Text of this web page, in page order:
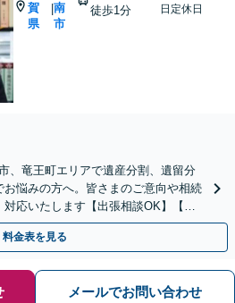
賀
県
|南
市
徒歩1分
日定休日
、竜王町エリアで遺産分割、遺留分
悩みの方へ。皆さまのご意向や相続
応いたします【出張相談OK】【甲
料金表を見る
メールでお問い合わせ